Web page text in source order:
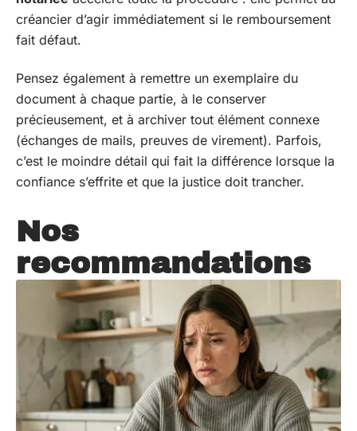
créancier d’agir immédiatement si le remboursement
fait défaut.
Pensez également à remettre un exemplaire du
document à chaque partie, à le conserver
précieusement, et à archiver tout élément connexe
(échanges de mails, preuves de virement). Parfois,
c’est le moindre détail qui fait la différence lorsque la
confiance s’effrite et que la justice doit trancher.
Nos
recommandations